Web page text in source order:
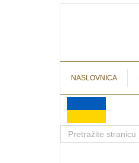
NASLOVNICA